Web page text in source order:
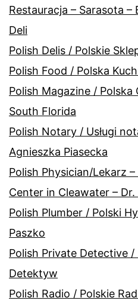
Restauracja – Sarasota
Deli
Polish Delis / Polskie
Polish Food / Polska
Polish Magazine / Polska
South Florida
Polish Notary / Usługi
Agnieszka Piasecka
Polish Physician/Lekarz
Center in Cleawater –
Polish Plumber / Polski
Paszko
Polish Private Detective
Detektyw
Polish Radio / Polskie